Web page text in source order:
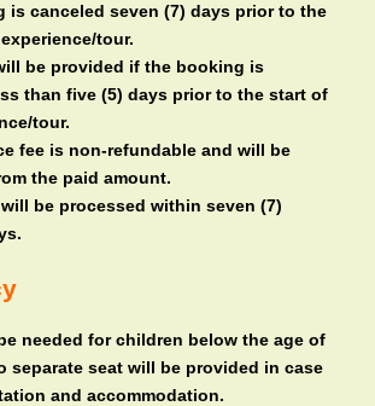
is canceled seven (7) days prior to the
tour.
be provided if the booking is
than five (5) days prior to the start of
tour.
fee is non-refundable and will be
the paid amount.
be processed within seven (7)
needed for children below the age of
separate seat will be provided in case
and accommodation.